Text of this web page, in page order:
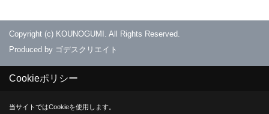
Copyright (c) KOUNOGUMI. All Rights Reserved.
Produced by ゴデスクリエイト
Cookieポリシー
当サイトではCookieを使用します。